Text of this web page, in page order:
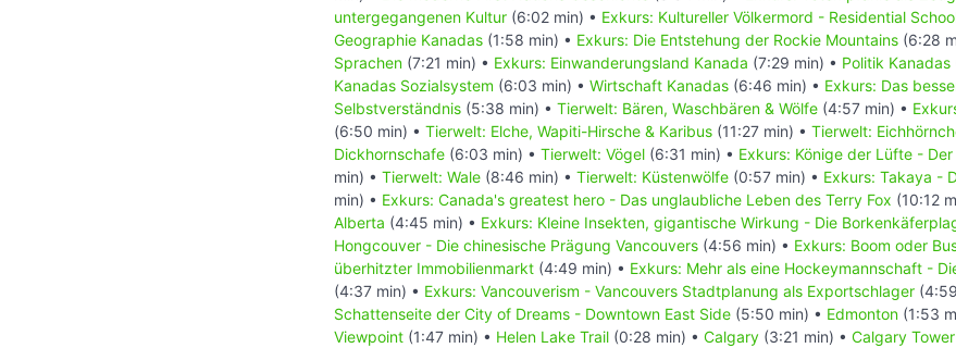
untergegangenen Kultur (6:02 min) • Exkurs: Kultureller Völkermord - Residential
Geographie Kanadas (1:58 min) • Exkurs: Die Entstehung der Rockie Mountains (6:28
Sprachen (7:21 min) • Exkurs: Einwanderungsland Kanada (7:29 min) • Politik Kanadas
Kanadas Sozialsystem (6:03 min) • Wirtschaft Kanadas (6:46 min) • Exkurs: Das
Selbstverständnis (5:38 min) • Tierwelt: Bären, Waschbären & Wölfe (4:57 min) •
(6:50 min) • Tierwelt: Elche, Wapiti-Hirsche & Karibus (11:27 min) • Tierwelt:
Dickhornschafe (6:03 min) • Tierwelt: Vögel (6:31 min) • Exkurs: Könige der Lüfte -
min) • Tierwelt: Wale (8:46 min) • Tierwelt: Küstenwölfe (0:57 min) • Exkurs: Takaya -
min) • Exkurs: Canada's greatest hero - Das unglaubliche Leben des Terry Fox (10:12
Alberta (4:45 min) • Exkurs: Kleine Insekten, gigantische Wirkung - Die
Hongcouver - Die chinesische Prägung Vancouvers (4:56 min) • Exkurs: Boom oder
überhitzter Immobilienmarkt (4:49 min) • Exkurs: Mehr als eine Hockeymannschaft -
(4:37 min) • Exkurs: Vancouverism - Vancouvers Stadtplanung als Exportschlager
Schattenseite der City of Dreams - Downtown East Side (5:50 min) • Edmonton (1:53
Viewpoint (1:47 min) • Helen Lake Trail (0:28 min) • Calgary (3:21 min) • Calgary Tower